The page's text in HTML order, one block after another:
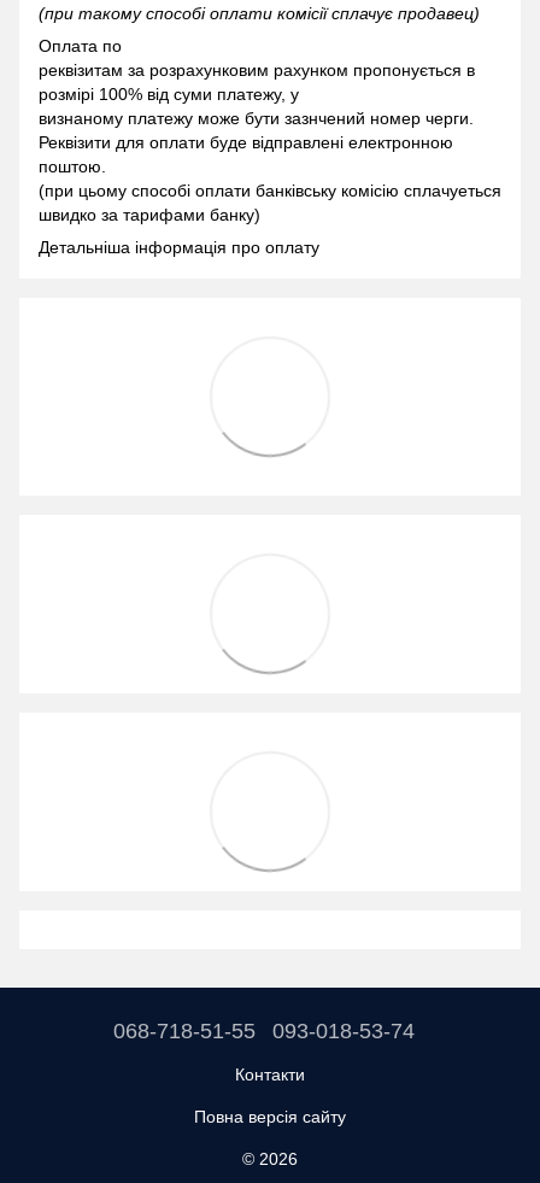
(при такому способі оплати комісії сплачує продавец)
Оплата по
реквізитам за розрахунковим рахунком пропонується в
розмірі 100% від суми платежу, у
визнаному платежу може бути зазнчений номер черги.
Реквізити для оплати буде відправлені електронною
поштою.
(при цьому способі оплати банківську комісію сплачуеться
швидко за тарифами банку)
Детальніша інформація про оплату
068-718-51-55 093-018-53-74
Контакти
Повна версія сайту
© 2026